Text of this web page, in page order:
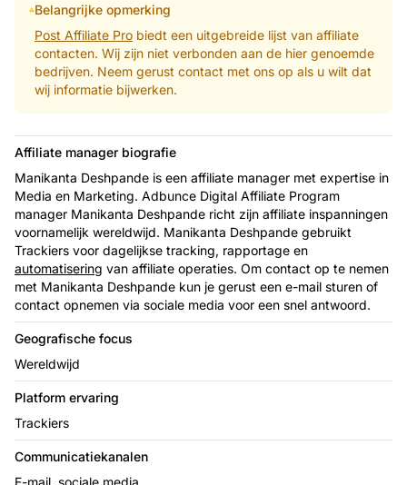
Belangrijke opmerking
Post Affiliate Probiedt een uitgebreide lijst van affiliate
contacten. Wij zijn niet verbonden aan de hier genoemde
bedrijven. Neem gerust contact met ons op als u wilt dat
wij informatie bijwerken.
Affiliate manager biografie
Manikanta Deshpande is een affiliate manager met expertise in
Media en Marketing. Adbunce Digital Affiliate Program
manager Manikanta Deshpande richt zijn affiliate inspanningen
voornamelijk wereldwijd. Manikanta Deshpande gebruikt
Trackiers voor dagelijkse tracking, rapportage en
automatisering van affiliate operaties. Om contact op te nemen
met Manikanta Deshpande kun je gerust een e-mail sturen of
contact opnemen via sociale media voor een snel antwoord.
Geografische focus
Wereldwijd
Platform ervaring
Trackiers
Communicatiekanalen
E-mail, sociale media